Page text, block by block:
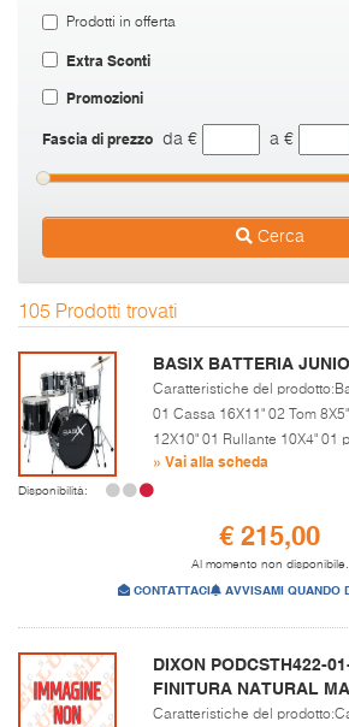
Prodotti in offerta
Extra Sconti
Promozioni
Fascia di prezzo da € a €
Cerca
105 Prodotti trovati
BASIX BATTERIA
Caratteristiche del
01 Cassa 16X11" 02 Tom
12X10" 01 Rullante 10X4" 01
» Vai alla scheda
Disponibilità:
€ 215,00
Al momento non disponibile.
CONTATTACI AVVISAMI QUANDO
DIXON PODCSTH422-
FINITURA NATURAL
Caratteristiche del